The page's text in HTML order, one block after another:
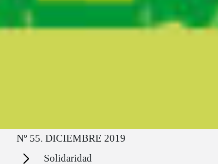
Ruta del sitio
Nº 55. DICIEMBRE 2019
Secciones Solidaridad